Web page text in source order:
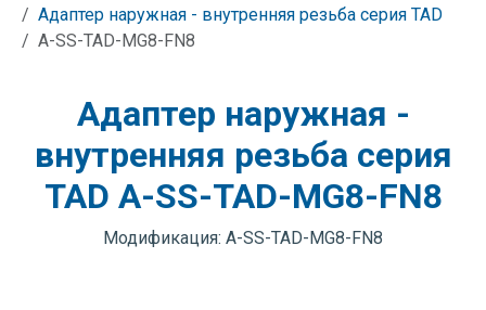
Адаптер наружная - внутренняя резьба серия TAD
A-SS-TAD-MG8-FN8
Адаптер наружная -
внутренняя резьба серия
TAD A-SS-TAD-MG8-FN8
Модификация: A-SS-TAD-MG8-FN8